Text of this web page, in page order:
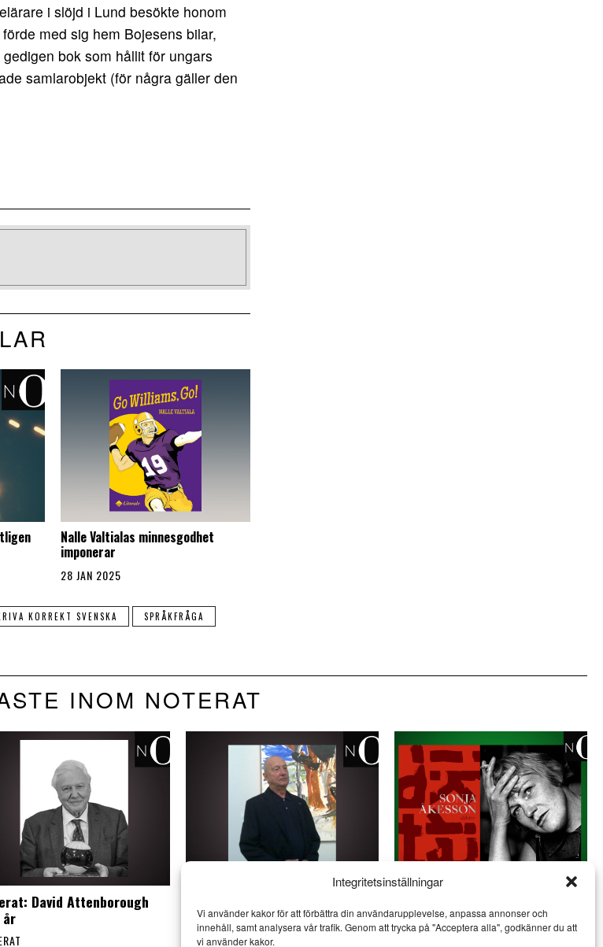
Integritetsinställningar
Vi använder kakor för att förbättra din användarupplevelse, anpassa annonser och
innehåll, samt analysera vår trafik. Genom att trycka på "Acceptera alla", godkänner du att
vi använder kakor.
i slöjd i Lund besökte honom
med sig hem Bojesens bilar,
bok som hållit för ungars
samlarobjekt (för några gäller den
Nalle Valtialas minnesgodhet
imponerar
28 JAN 2025
KORREKT SVENSKA SPRÅKFRÅGA
INOM NOTERAT
David Attenborough
år
död
NOTERAT
NOTERAT